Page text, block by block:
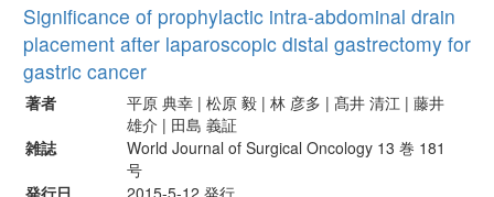
Significance of prophylactic intra-abdominal drain
placement after laparoscopic distal gastrectomy for
gastric cancer
著者
平原 典幸 | 松原 毅 | 林 彦多 | 髙井 清江 | 藤井
雄介 | 田島 義証
雑誌
World Journal of Surgical Oncology 13 巻 181
号
発行日
2015-5-12 発行